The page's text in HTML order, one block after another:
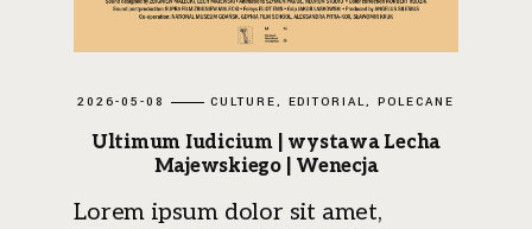
2026-05-08 CULTURE EDITORIAL POLECANE
Ultimum Iudicium | wystawa Lecha
Majewskiego | Wenecja
Lorem ipsum dolor sit amet,